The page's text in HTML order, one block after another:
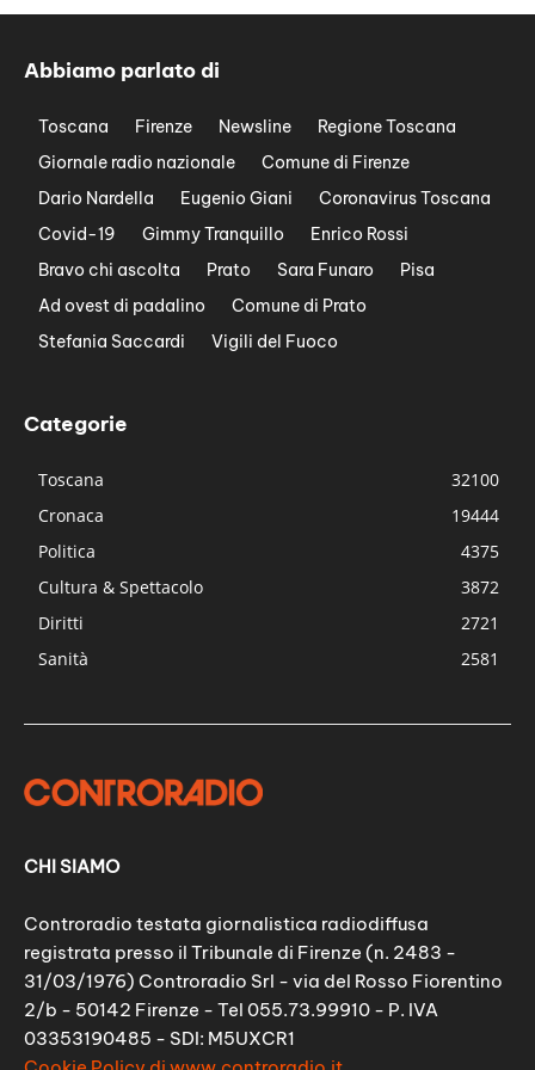
Abbiamo parlato di
Toscana Firenze Newsline
Regione Toscana
Giornale radio nazionale
Comune di Firenze
Dario Nardella
Eugenio Giani
Coronavirus Toscana
Covid-19
Gimmy Tranquillo
Enrico Rossi
Bravo chi ascolta
Prato Sara Funaro
Pisa
Ad ovest di padalino
Comune di Prato
Stefania Saccardi
Vigili del Fuoco
Categorie
Toscana
32100
Cronaca
19444
Politica
4375
Cultura & Spettacolo
3872
Diritti
2721
Sanità
2581
CHI SIAMO
Controradio testata giornalistica radiodiffusa
registrata presso il Tribunale di Firenze (n. 2483 -
31/03/1976) Controradio Srl - via del Rosso Fiorentino
2/b - 50142 Firenze - Tel 055.73.99910 - P. IVA
03353190485 - SDI: M5UXCR1